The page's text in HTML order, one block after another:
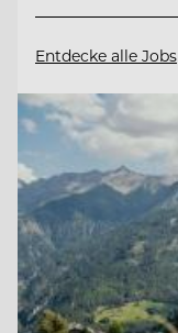
Entdecke alle Jobs